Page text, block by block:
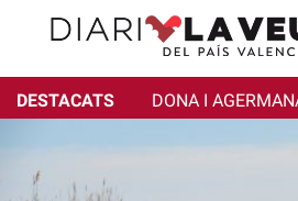
DESTACATS DONA I